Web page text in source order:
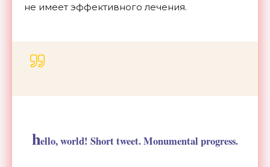
не имеет эффективного лечения.
hello, world! Short tweet. Monumental progress.